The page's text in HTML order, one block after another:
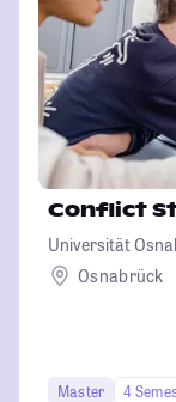
Conflict
Universität
Osnabrück
Master
4